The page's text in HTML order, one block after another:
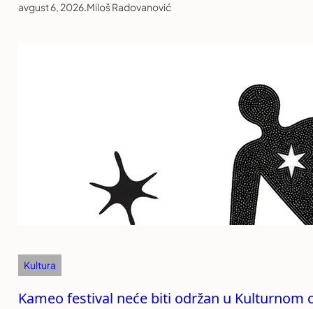
avgust 6, 2026.Miloš Radovanović
Kultura
Kameo festival neće biti održan u Kulturnom